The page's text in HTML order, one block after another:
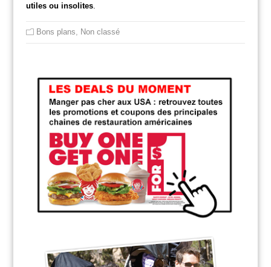
utiles ou insolites.
Bons plans Non classé